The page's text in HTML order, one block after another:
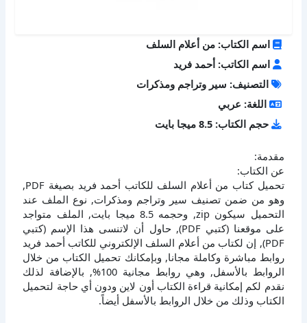
اسم الكتاب: من أعلام السلف
اسم الكاتب: أحمد فريد
التصنيف: سير وتراجم ومذكرات
اللغة: عربي
حجم الكتاب: 8.5 ميجا بايت
مقدمة:
عن الكتاب:
تحميل كتاب من أعلام السلف للكاتب أحمد فريد بصيغة PDF,
وهو من ضمن تصنيف سير وتراجم ومذكرات, نوع الملف عند
التحميل سيكون zip, وحجمه 8.5 ميجا بايت, الملف متواجد
على موقعنا (كتبي PDF), حاول أن لاتنسى هذا الإسم (كتبي
PDF), إن لكتاب من أعلام السلف الإلكتروني للكاتب أحمد فريد
روابط مباشرة وكاملة مجانا, وبإمكانك تحميل الكتاب من خلال
الروابط بالأسفل, وهي روابط مجانية 100%, بالإضافة لذلك
نقدم لكم إمكانية قراءة الكتاب أون لاين ودون أي حاجة لتحميل
الكتاب وذلك من خلال الروابط بالأسفل أيضاً.